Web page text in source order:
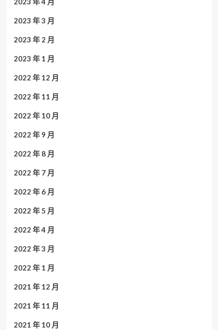
2023 年 3 月
2023 年 2 月
2023 年 1 月
2022 年 12 月
2022 年 11 月
2022 年 10 月
2022 年 9 月
2022 年 8 月
2022 年 7 月
2022 年 6 月
2022 年 5 月
2022 年 4 月
2022 年 3 月
2022 年 1 月
2021 年 12 月
2021 年 11 月
2021 年 10 月